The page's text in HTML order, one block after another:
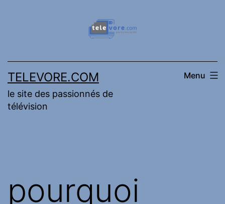
TELEVORE.COM
le site des passionnés de
télévision
Menu
pourquoi